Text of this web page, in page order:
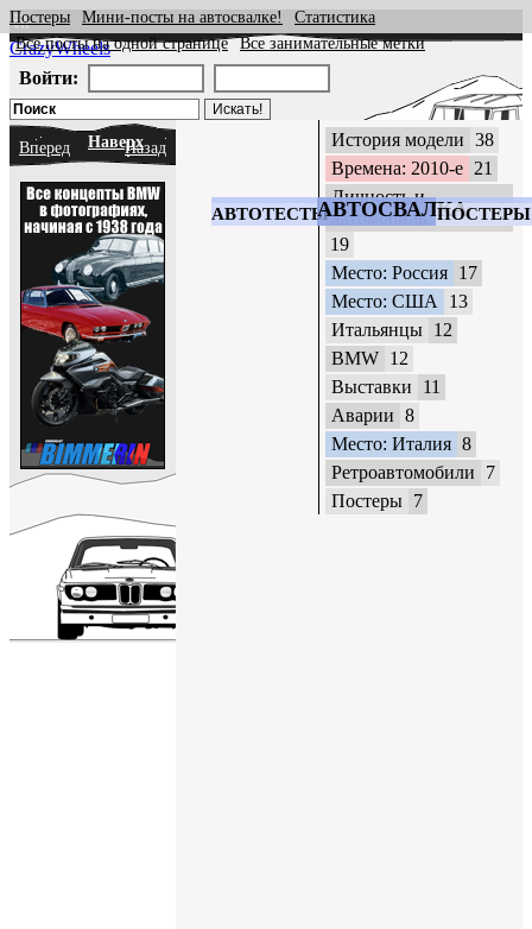
CrazyWheels
АВТОТЕСТЫАВТОСВАЛКАПОСТЕРЫ
Постеры Мини-посты на автосвалке!
Статистика
Все посты на одной странице
Все занимательные метки
Войти:
Вперед НаверхНазад История модели 38
Времена: 2010-е 21
Личность и
автомобиль
19
Место: Россия 17
Место: США
13
Итальянцы 12
BMW 12
Выставки
11
Аварии 8
Место: Италия 8
Ретроавтомобили
7
Постеры 7